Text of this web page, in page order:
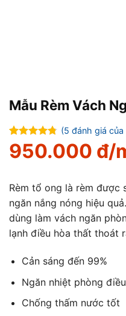
Mẫu Rèm Vách
4.75trên
5 dựa trên
4
(5 đánh giá
Giá
gốc
950.000 đ/
Giá
hiện
950.000 đ/m2.
Rèm tổ ong là rèm được
ngăn nắng nóng hiệu
dùng làm vách ngăn
lạnh điều hòa thất thoát
Cản sáng đến 99%
Ngăn nhiệt phòng
Chống thấm nước tốt